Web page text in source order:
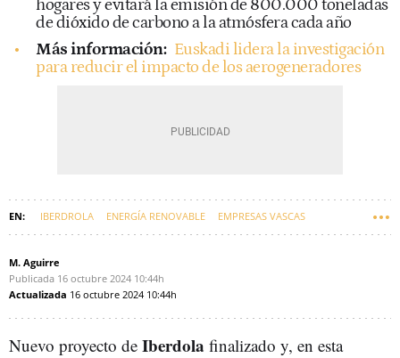
hogares y evitará la emisión de 800.000 toneladas
de dióxido de carbono a la atmósfera cada año
Más información: Euskadi lidera la investigación
para reducir el impacto de los aerogeneradores
IBERDROLA ENERGÍA RENOVABLE EMPRESAS VASCAS
M. Aguirre
Publicada 16 octubre 2024 10:44h
Actualizada 16 octubre 2024 10:44h
Nuevo proyecto de Iberdola finalizado y, en esta